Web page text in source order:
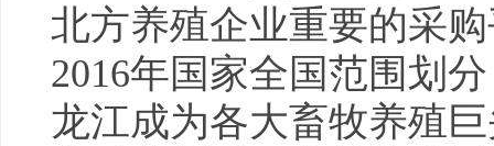
北方养殖企业重要的采
2016年国家全国范围划
龙江成为各大畜牧养殖